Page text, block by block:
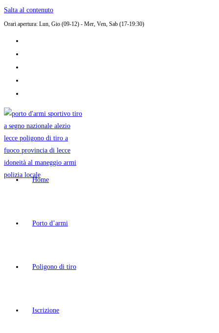
Salta al contenuto
Orari apertura: Lun, Gio (09-12) - Mer, Ven, Sab (17-19:30)
Home
Porto d’armi
Poligono di tiro
Iscrizione